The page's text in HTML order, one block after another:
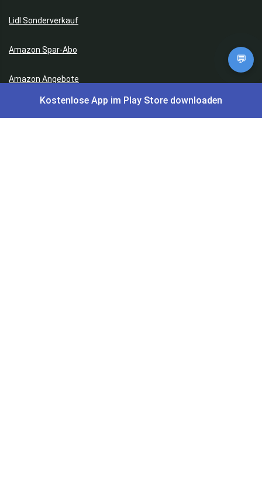
Lidl Sonderverkauf
Amazon Spar-Abo
Amazon Angebote
💬
Kostenlose App im Play Store downloaden